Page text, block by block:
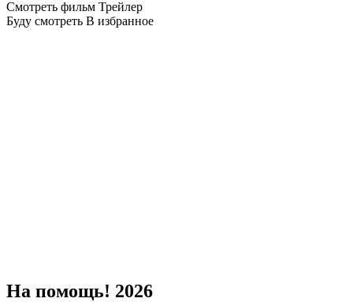
Смотреть фильм Трейлер
Буду смотреть В избранное
На помощь! 2026